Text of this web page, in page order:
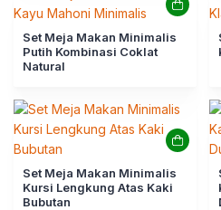
Set Meja Makan Minimalis
Putih Kombinasi Coklat
Natural
Set Meja Makan Minimalis
Kursi Lengkung Atas Kaki
Bubutan